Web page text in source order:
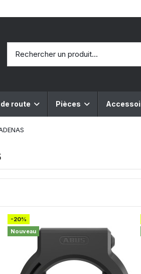
route Pièces
-20%
Nouveau